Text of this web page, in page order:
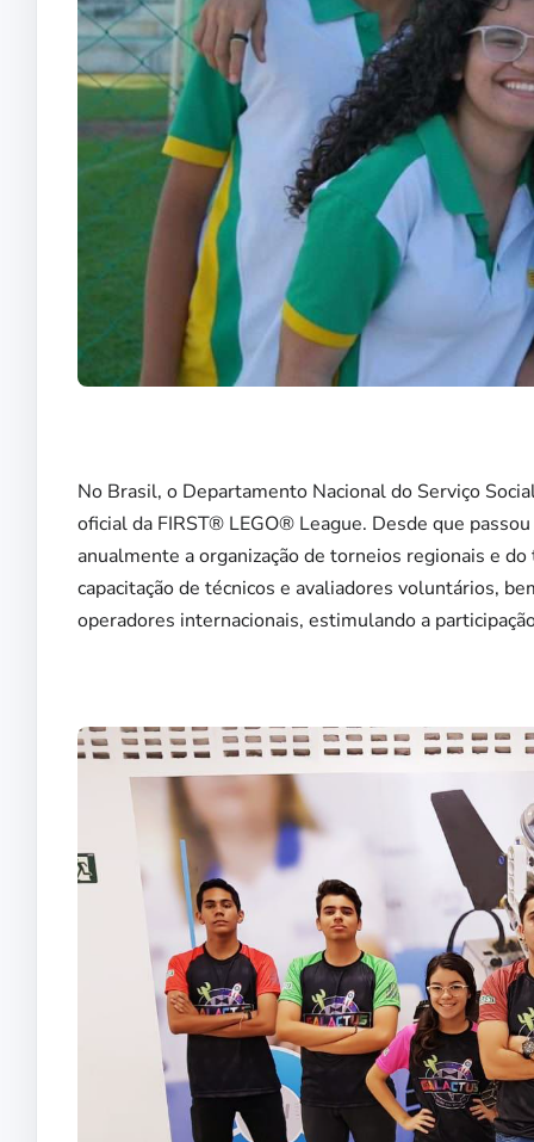
No Brasil, o Departamento Nacional do Serviço
oficial da FIRST® LEGO® League. Desde que
anualmente a organização de torneios regionais e
capacitação de técnicos e avaliadores voluntários,
operadores internacionais, estimulando a